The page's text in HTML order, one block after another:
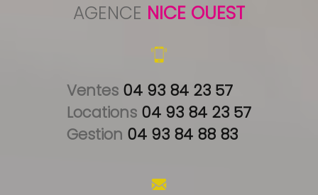
AGENCE NICE OUEST
Ventes 04 93 84 23 57
Locations 04 93 84 23 57
Gestion 04 93 84 88 83